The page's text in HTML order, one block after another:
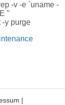
-v -e `uname -
"
-y purge
|